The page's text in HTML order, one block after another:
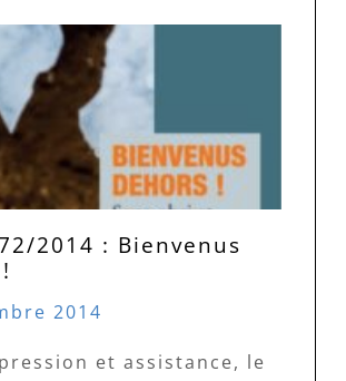
2014 : Bienvenus
2014
et assistance, le